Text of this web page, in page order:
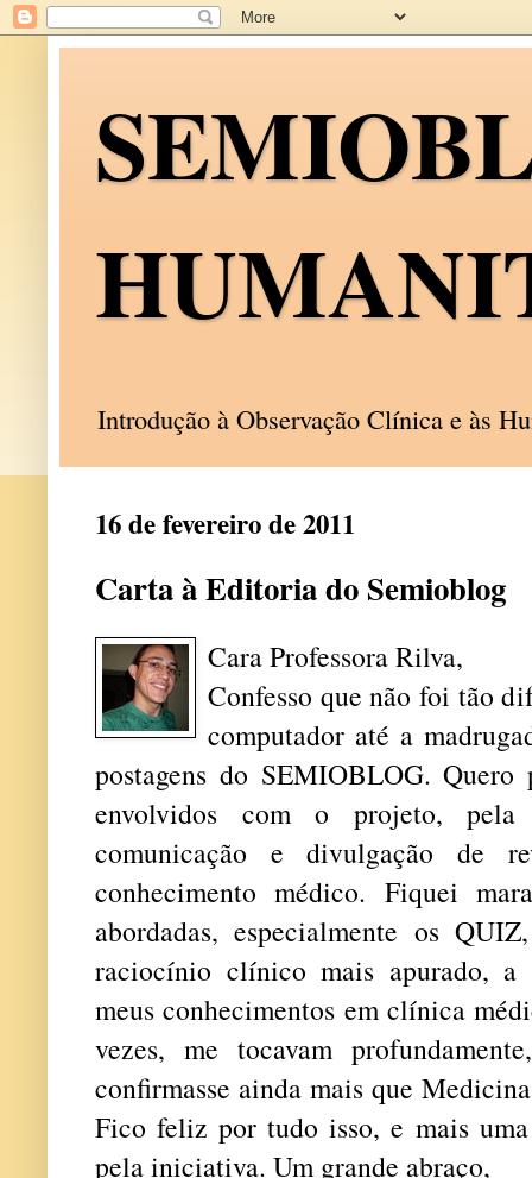
Introdução à Observação Clínica e às
16 de fevereiro de 2011
Carta à Editoria do Semioblog
Cara Professora Rilva,
Confesso que não foi tão
computador até a
postagens do SEMIOBLOG.
envolvidos com o projeto,
comunicação e divulgação de
conhecimento médico. Fiquei
abordadas, especialmente os
raciocínio clínico mais apurado,
meus conhecimentos em clínica
vezes, me tocavam
confirmasse ainda mais que
Fico feliz por tudo isso, e mais
pela iniciativa. Um grande abraço,